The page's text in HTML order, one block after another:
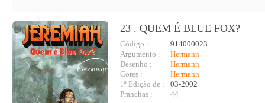
23 . QUEM É BLUE FOX?
Código :
914000023
Argumento :
Hermann
Desenho :
Hermann
Cores :
Hermann
1ª Edição de :
03-2002
Pranchas :
44